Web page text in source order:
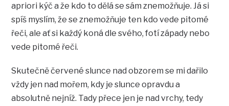
apriori kýč a že kdo to dělá se sám znemožňuje. Já si
spíš myslím, že se znemožňuje ten kdo vede pitomé
řeči, ale ať si každý koná dle svého, fotí západy nebo
vede pitomé řeči.
Skutečně červené slunce nad obzorem se mi dařilo
vždy jen nad mořem, kdy je slunce opravdu a
absolutně nejníž. Tady přece jen je nad vrchy, tedy